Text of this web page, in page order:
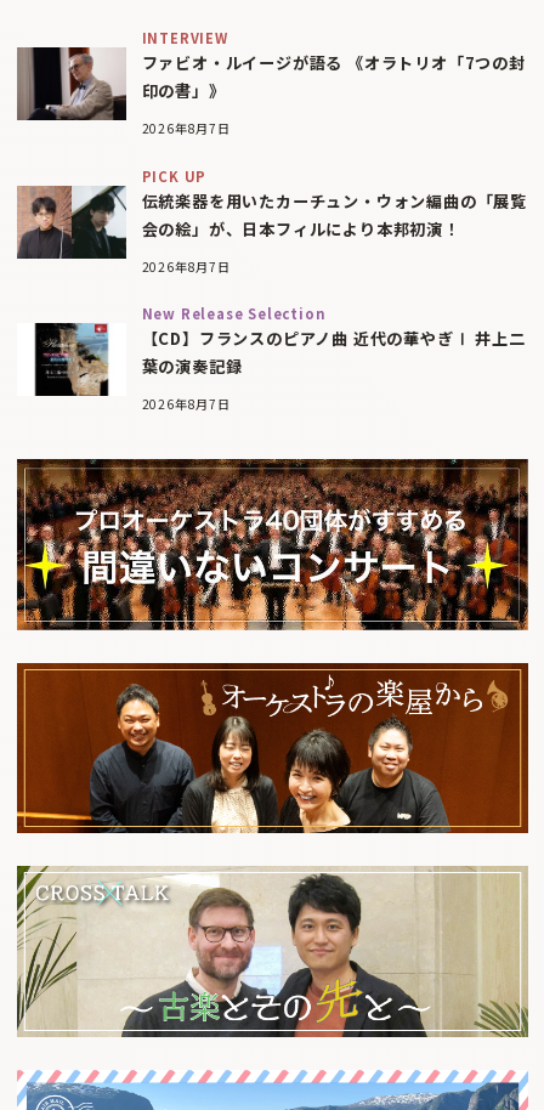
INTERVIEW
ファビオ・ルイージが語る 《オラトリオ「7つの封
印の書」》
2026年8月7日
PICK UP
伝統楽器を用いたカーチュン・ウォン編曲の「展覧
会の絵」が、日本フィルにより本邦初演！
2026年8月7日
New Release Selection
【CD】フランスのピアノ曲 近代の華やぎⅠ 井上二
葉の演奏記録
2026年8月7日